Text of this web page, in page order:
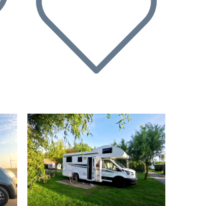
Suivant Précédent Suivant